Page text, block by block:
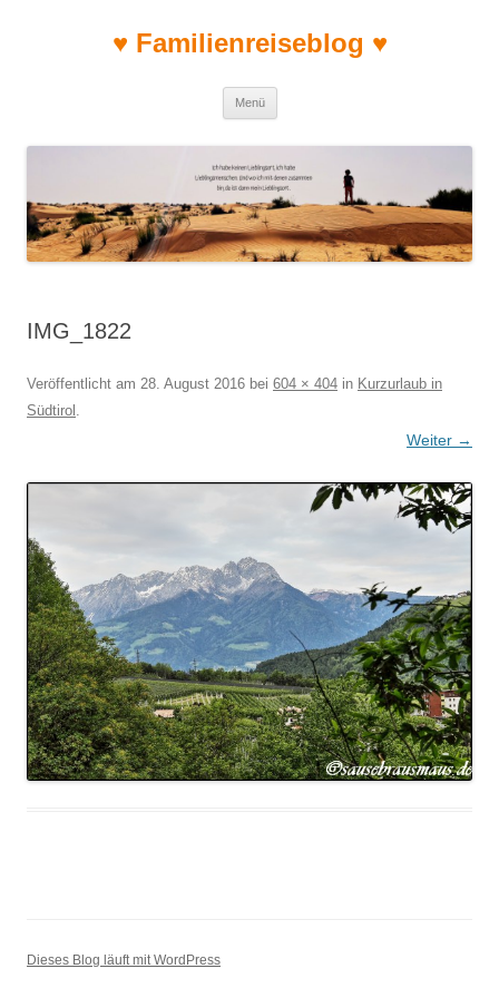
♥ Familienreiseblog ♥
Menü
IMG_1822
Veröffentlicht am 28. August 2016 bei 604 × 404 in Kurzurlaub in
Südtirol .
Weiter →
Dieses Blog läuft mit WordPress